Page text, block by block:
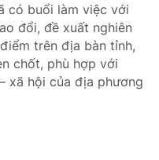
có buổi làm việc với
đổi, đề xuất nghiên
trên địa bàn tỉnh,
chốt, phù hợp với
xã hội của địa phương